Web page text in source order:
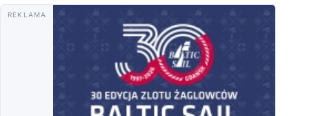
REKLAMA